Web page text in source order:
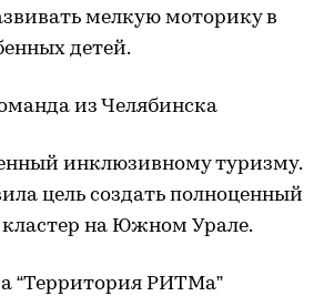
мелкую моторику в
детей.
из Челябинска
инклюзивному туризму.
цель создать ​​полноценный
на Южном Урале.
“Территория РИТМа”